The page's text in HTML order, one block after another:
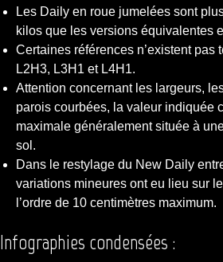
Les Daily en roue jumelées sont
kilos que les versions équivalentes
Certaines références n’existent pas
L2H3, L3H1 et L4H1.
Attention concernant les largeurs,
parois courbées, la valeur indiquée
maximale généralement située à
sol.
Dans le restylage du New Daily
variations mineures ont eu lieu sur
l’ordre de 10 centimètres maximum.
Infographies condensées :